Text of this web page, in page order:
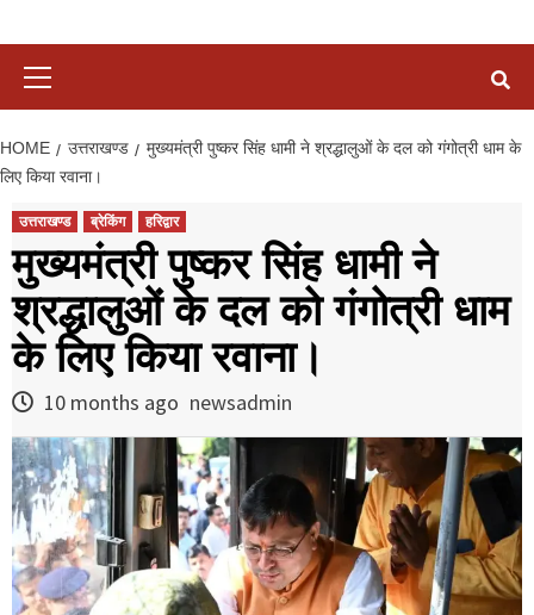
HOME उत्तराखण्ड
मुख्यमंत्री पुष्कर सिंह धामी ने श्रद्धालुओं के दल को गंगोत्री धाम के
लिए किया रवाना।
उत्तराखण्ड ब्रेकिंग हरिद्वार
मुख्यमंत्री पुष्कर सिंह धामी ने
श्रद्धालुओं के दल को गंगोत्री धाम
के लिए किया रवाना।
10 months ago newsadmin